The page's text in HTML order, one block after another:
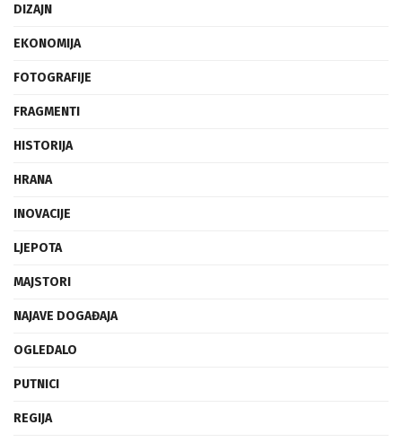
DIZAJN
EKONOMIJA
FOTOGRAFIJE
FRAGMENTI
HISTORIJA
HRANA
INOVACIJE
LJEPOTA
MAJSTORI
NAJAVE DOGAĐAJA
OGLEDALO
PUTNICI
REGIJA